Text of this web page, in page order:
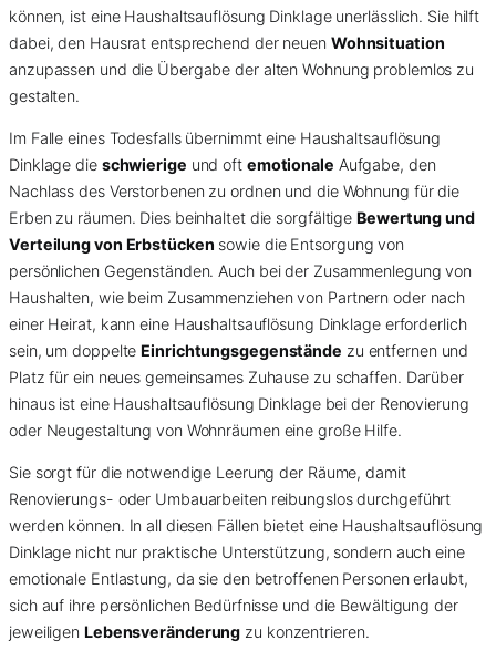
können, ist eine Haushaltsauflösung Dinklage unerlässlich. Sie hilft
dabei, den Hausrat entsprechend der neuen Wohnsituation
anzupassen und die Übergabe der alten Wohnung problemlos zu
gestalten.
Im Falle eines Todesfalls übernimmt eine Haushaltsauflösung
Dinklage die schwierige und oft emotionale Aufgabe, den
Nachlass des Verstorbenen zu ordnen und die Wohnung für die
Erben zu räumen. Dies beinhaltet die sorgfältigeBewertung und
Verteilung von Erbstücken sowie die Entsorgung von
persönlichen Gegenständen. Auch bei der Zusammenlegung von
Haushalten, wie beim Zusammenziehen von Partnern oder nach
einer Heirat, kann eine Haushaltsauflösung Dinklage erforderlich
sein, um doppelteEinrichtungsgegenstände zu entfernen und
Platz für ein neues gemeinsames Zuhause zu schaffen. Darüber
hinaus ist eine Haushaltsauflösung Dinklage bei der Renovierung
oder Neugestaltung von Wohnräumen eine große Hilfe.
Sie sorgt für die notwendige Leerung der Räume, damit
Renovierungs- oder Umbauarbeiten reibungslos durchgeführt
werden können. In all diesen Fällen bietet eine Haushaltsauflösung
Dinklage nicht nur praktische Unterstützung, sondern auch eine
emotionale Entlastung, da sie den betroffenen Personen erlaubt,
sich auf ihre persönlichen Bedürfnisse und die Bewältigung der
jeweiligen Lebensveränderung zu konzentrieren.